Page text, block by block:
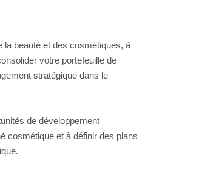
la beauté et des cosmétiques, à
votre portefeuille de
stratégique dans le
de développement
cosmétique et à définir des plans